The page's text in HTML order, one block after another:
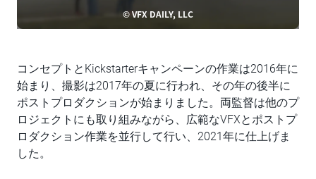
© VFX DAILY, LLC
コンセプトとKickstarterキャンペーンの作業は2016年に
始まり、撮影は2017年の夏に行われ、その年の後半に
ポストプロダクションが始まりました。両監督は他のプ
ロジェクトにも取り組みながら、広範なVFXとポストプ
ロダクション作業を並行して行い、2021年に仕上げま
した。